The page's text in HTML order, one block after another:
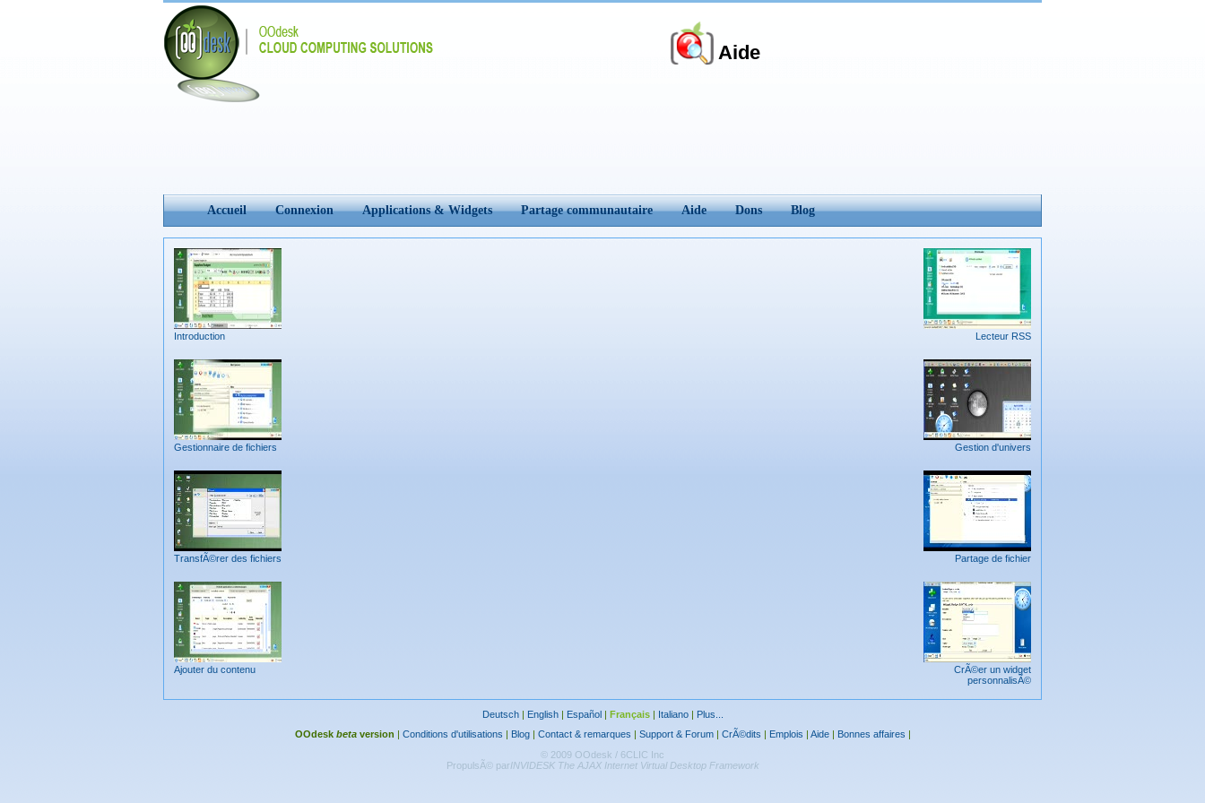
Aide
Accueil Connexion Applications & Widgets Partage communautaire Aide Dons Blog
Introduction
Gestionnaire de fichiers
TransfÃ©rer des fichiers
Ajouter du contenu
Lecteur RSS
Gestion d'univers
Partage de fichier
CrÃ©er un widget
personnalisÃ©
Deutsch| English| Español| Français| Italiano| Plus...
OOdesk betaversion | Conditions d'utilisations | Blog| Contact & remarques | Support & Forum| CrÃ©dits | Emplois | Aide| Bonnes affaires |
© 2009 OOdesk / 6CLIC Inc
PropulsÃ© parINVIDESK The AJAX Internet Virtual Desktop Framework